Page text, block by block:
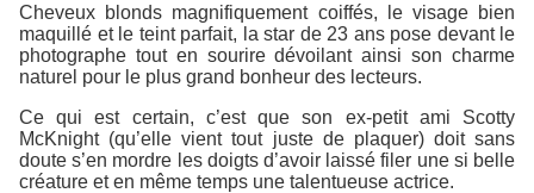
Cheveux blonds magnifiquement coiffés, le visage bien
maquillé et le teint parfait, la star de 23 ans pose devant le
photographe tout en sourire dévoilant ainsi son charme
naturel pour le plus grand bonheur des lecteurs.
Ce qui est certain, c’est que son ex-petit ami Scotty
McKnight (qu’elle vient tout juste de plaquer) doit sans
doute s’en mordre les doigts d’avoir laissé filer une si belle
créature et en même temps une talentueuse actrice.